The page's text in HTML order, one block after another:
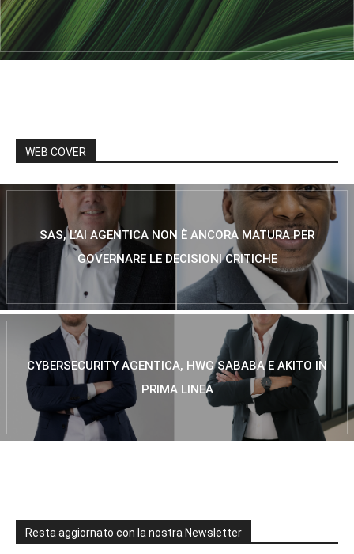
WEB COVER
SAS, L’AI AGENTICA NON È ANCORA MATURA PER
GOVERNARE LE DECISIONI CRITICHE
CYBERSECURITY AGENTICA, HWG SABABA E AKITO IN
PRIMA LINEA
Resta aggiornato con la nostra Newsletter